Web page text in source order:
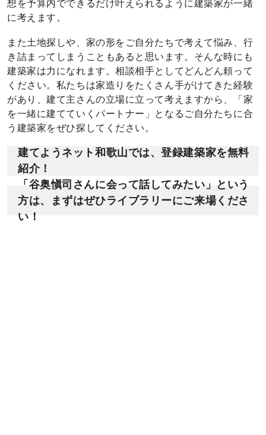
想を予算内でできるだけ叶えられるように建築家が一緒
に考えます。
また土地探しや、家の形をご自分たちで考えて悩み、行
き詰まってしまうこともあると思います。そんな時にも
建築家は力になれます。相談相手としてどんどん頼って
ください。私たちは家造りをたくさん手がけてきた経験
があり、建て主さんの立場に立って考えますから、「家
を一緒に建てていくパートナー」となるご自分たちに合
う建築家をぜひ探してください。
建てようネット和歌山では、登録建築家を無料
紹介！
「谷奥愼司さんに会って話してみたい」という
方は、まずはぜひライブラリーにご来場くださ
い！